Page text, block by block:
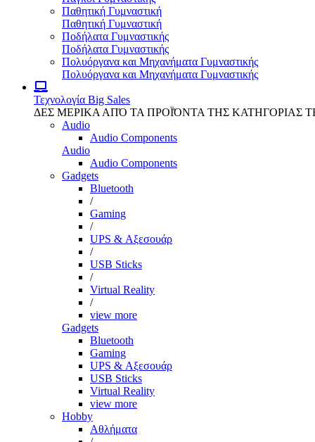
Παθητική Γυμναστική
Παθητική Γυμναστική
Ποδήλατα Γυμναστικής
Ποδήλατα Γυμναστικής
Πολυόργανα και Μηχανήματα Γυμναστικής
Πολυόργανα και Μηχανήματα Γυμναστικής
Τεχνολογία Big Sales
ΔΕΣ ΜΕΡΙΚΑ ΑΠΌ ΤΑ ΠΡΟΪΌΝΤΑ ΤΗΣ ΚΑΤΗΓΟΡΙΑΣ
Audio
Audio Components
Audio
Audio Components
Gadgets
Bluetooth
/
Gaming
/
UPS & Αξεσουάρ
/
USB Sticks
/
Virtual Reality
/
view more
Gadgets
Bluetooth
Gaming
UPS & Αξεσουάρ
USB Sticks
Virtual Reality
view more
Hobby
Αθλήματα